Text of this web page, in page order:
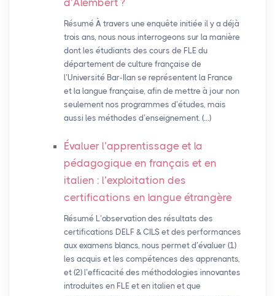
d’Alembert ?
Résumé À travers une enquête initiée il y a déjà
trois ans, nous nous interrogeons sur la manière
dont les étudiants des cours de FLE du
département de culture française de
l’Université Bar-Ilan se représentent la France
et la langue française, afin de mettre à jour non
seulement nos programmes d’études, mais
aussi les méthodes d’enseignement. (…)
Évaluer l’apprentissage et la
pédagogique en français et en
italien : l’exploitation des
certifications en langue étrangère
Résumé L’observation des résultats des
certifications DELF & CILS et des performances
aux examens blancs, nous permet d’évaluer (1)
les acquis et les compétences des apprenants,
et (2) l’efficacité des méthodologies innovantes
introduites en FLE et en italien et que